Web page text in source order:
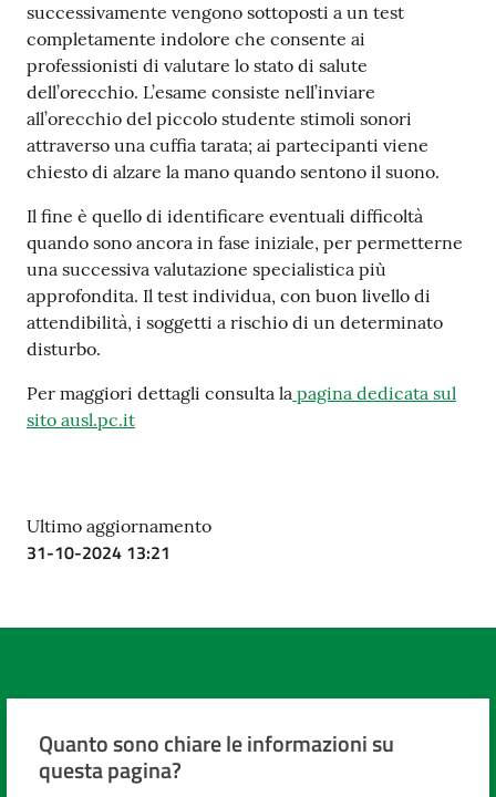
successivamente vengono sottoposti a un test
completamente indolore che consente ai
professionisti di valutare lo stato di salute
dell’orecchio. L’esame consiste nell’inviare
all’orecchio del piccolo studente stimoli sonori
attraverso una cuffia tarata; ai partecipanti viene
chiesto di alzare la mano quando sentono il suono.
Il fine è quello di identificare eventuali difficoltà
quando sono ancora in fase iniziale, per permetterne
una successiva valutazione specialistica più
approfondita. Il test individua, con buon livello di
attendibilità, i soggetti a rischio di un determinato
disturbo.
Per maggiori dettagli consulta la pagina dedicata sul
sito ausl.pc.it
Ultimo aggiornamento
31-10-2024 13:21
Quanto sono chiare le informazioni su
questa pagina?